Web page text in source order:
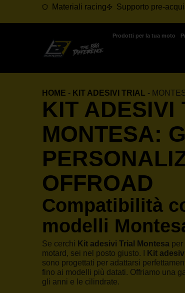
Materiali racing Supporto pre-
Prodotti per la tua moto
HOME - KIT ADESIVI TRIAL -
KIT ADESIVI
MONTESA:
OFFROAD
Compatibilità
modelli
Se cerchi Kit adesivi Trial Montesa per
motard, sei nel posto giusto. I
Kit
sono progettati per adattarsi
fino ai modelli più datati. Offriamo una
gli anni e le cilindrate.